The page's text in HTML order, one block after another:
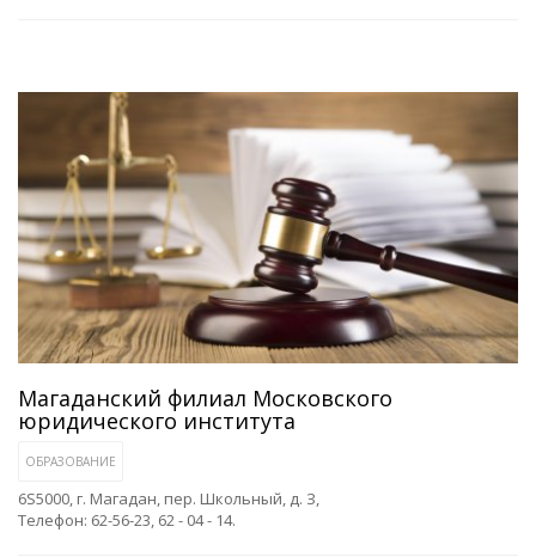
Магаданский филиал Московского
юридического института
ОБРАЗОВАНИЕ
6S5000, г. Магадан, пер. Школьный, д. З,
Телефон: 62-56-23, 62 - 04 - 14.